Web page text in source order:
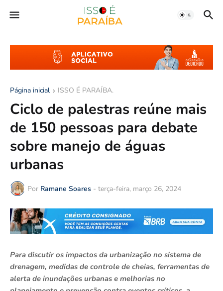
Página inicial ISSO É PARAÍBA.
Ciclo de palestras reúne mais
de 150 pessoas para debate
sobre manejo de águas
urbanas
Por Ramane Soares - terça-feira, março 26, 2024
Para discutir os impactos da urbanização no sistema de
drenagem, medidas de controle de cheias, ferramentas de
alerta de inundações urbanas e melhorias no